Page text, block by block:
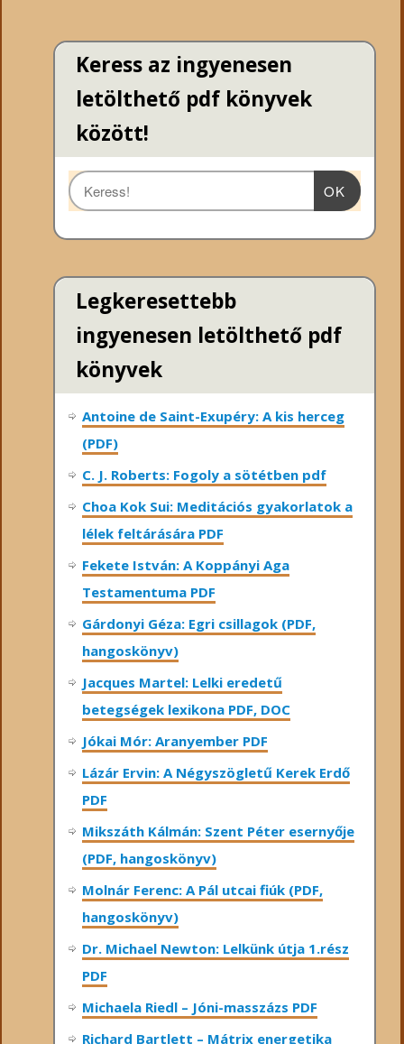
Keress az ingyenesen
letölthető pdf könyvek
között!
OK
Legkeresettebb
ingyenesen letölthető pdf
könyvek
Antoine de Saint-Exupéry: A kis herceg
(PDF)
C. J. Roberts: Fogoly a sötétben pdf
Choa Kok Sui: Meditációs gyakorlatok a
lélek feltárására PDF
Fekete István: A Koppányi Aga
Testamentuma PDF
Gárdonyi Géza: Egri csillagok (PDF,
hangoskönyv)
Jacques Martel: Lelki eredetű
betegségek lexikona PDF, DOC
Jókai Mór: Aranyember PDF
Lázár Ervin: A Négyszögletű Kerek Erdő
PDF
Mikszáth Kálmán: Szent Péter esernyője
(PDF, hangoskönyv)
Molnár Ferenc: A Pál utcai fiúk (PDF,
hangoskönyv)
Dr. Michael Newton: Lelkünk útja 1.rész
PDF
Michaela Riedl – Jóni-masszázs PDF
Richard Bartlett – Mátrix energetika